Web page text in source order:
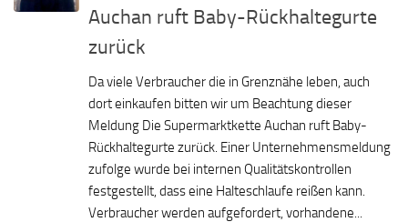
Auchan ruft Baby-Rückhaltegurte
zurück
Da viele Verbraucher die in Grenznähe leben, auch
dort einkaufen bitten wir um Beachtung dieser
Meldung Die Supermarktkette Auchan ruft Baby-
Rückhaltegurte zurück. Einer Unternehmensmeldung
zufolge wurde bei internen Qualitätskontrollen
festgestellt, dass eine Halteschlaufe reißen kann.
Verbraucher werden aufgefordert, vorhandene...